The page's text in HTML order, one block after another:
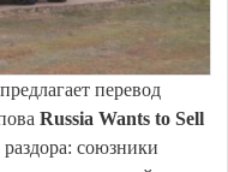
предлагает перевод
Russia Wants to Sell
союзники